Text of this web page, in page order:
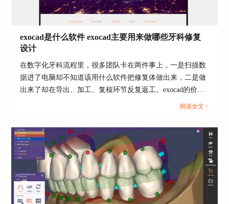
开路径即可直接使用。
双击 DentalDB\bin\DentalDB.exe图标开始使用软
件。
软件程序路径每次打开比较麻烦，用户可以右击程
序并发送快捷方式到桌面，可以直接从桌面双击打
开程序使用
加载测试数据并开始 CAD 设计
exocad是什么软件 exocad主要用来做哪些牙科修复
设计
在数字化牙科流程里，很多团队卡在两件事上，一是扫描数
据进了电脑却不知道该用什么软件把修复体做出来，二是做
出来了却在导出、加工、复核环节反复返工。exocad的价值
在于把常见修复适应证的设计流程做成可复用的向导式步
计到制造的衔接更清晰。...
阅读全文 >